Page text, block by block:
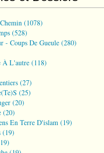
(1078)
(528)
- Coups De Gueule (280)
À L'autre (118)
(27)
(25)
(20)
(20)
En Terre D'islam (19)
(19)